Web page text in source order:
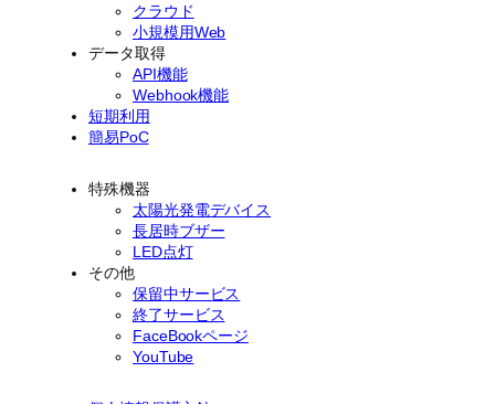
クラウド
小規模用Web
データ取得
API機能
Webhook機能
短期利用
簡易PoC
特殊機器
太陽光発電デバイス
長居時ブザー
LED点灯
その他
保留中サービス
終了サービス
FaceBookページ
YouTube